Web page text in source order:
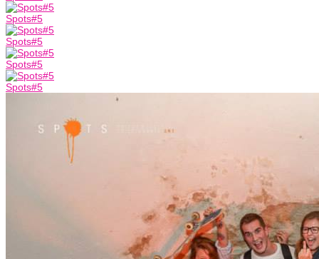
Spots#5
Spots#5
Spots#5
Spots#5